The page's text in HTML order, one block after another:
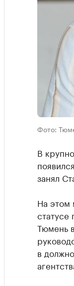
Фото:
В
занял
На этом
статусе
Тюмень
в